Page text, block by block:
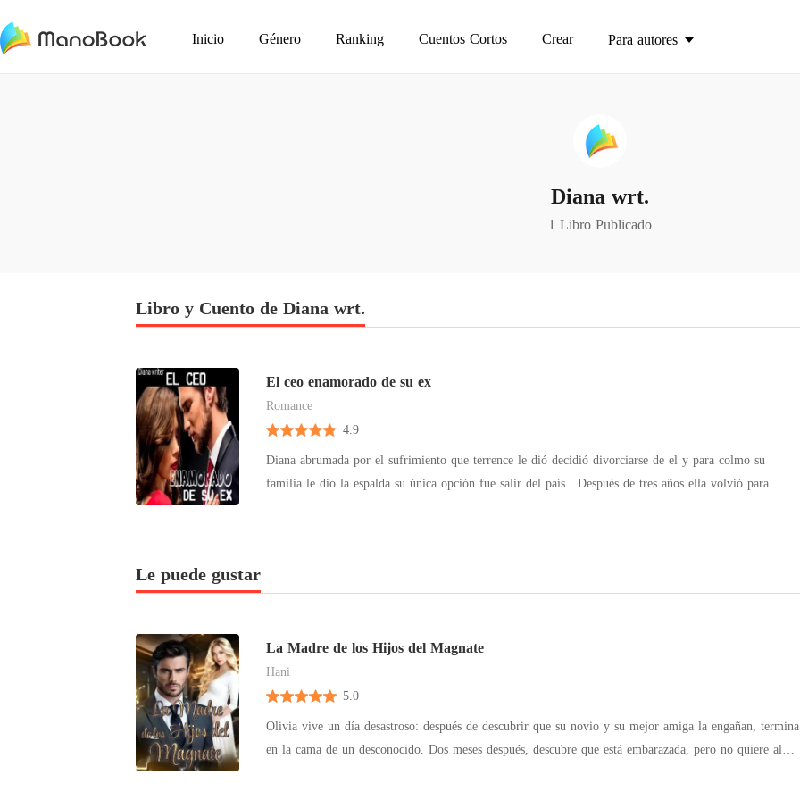
Inicio Género Ranking Cuentos Cortos Crear Para autores
Diana wrt.
1 Libro Publicado
Libro y Cuento de Diana wrt.
El ceo enamorado de su ex
Romance
4.9
Diana abrumada por el sufrimiento que terrence le dió decidió divorciarse de el y para colmo su
familia le dio la espalda su única opción fue salir del país . Después de tres años ella volvió para
Le puede gustar
La Madre de los Hijos del Magnate
Hani
5.0
Olivia vive un día desastroso: después de descubrir que su novio y su mejor amiga la engañan, termina
en la cama de un desconocido. Dos meses después, descubre que está embarazada, pero no quiere al